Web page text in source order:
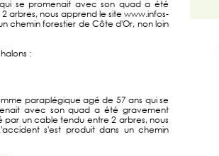
se promenait avec son quad a été
arbres, nous apprend le site www.infos-
chemin forestier de Côte d'Or, non loin
:
paraplégique agé de 57 ans qui se
avec son quad a été gravement
par un cable tendu entre 2 arbres, nous
s'est produit dans un chemin